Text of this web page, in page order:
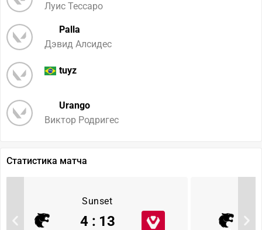
Луис Тессаро
Palla
Дэвид Алсидес
tuyz
Urango
Виктор Родригес
Статистика матча
Sunset
4 : 13